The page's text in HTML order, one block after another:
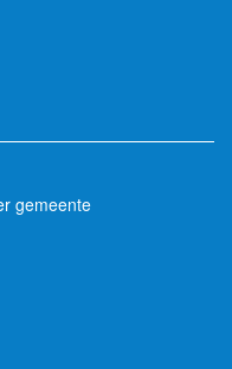
gemeente